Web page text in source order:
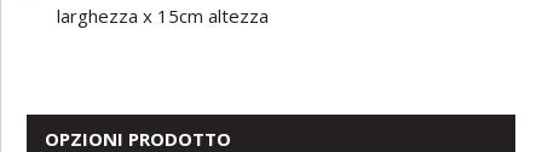
larghezza x 15cm altezza
OPZIONI PRODOTTO